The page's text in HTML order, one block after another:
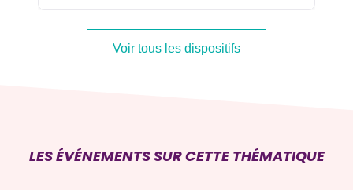
Voir tous les dispositifs
LES ÉVÉNEMENTS SUR CETTE THÉMATIQUE